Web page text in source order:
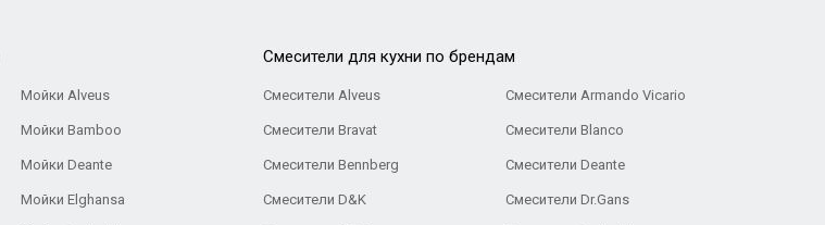
Мойки Alveus
Мойки Bamboo
Мойки Deante
Мойки Elghansa
Cмесители для кухни по брендам
Смесители Alveus Смесители Armando Vicario
Смесители Bravat Смесители Blanco
Смесители Bennberg Смесители Deante
Смесители D&K Смесители Dr.Gans